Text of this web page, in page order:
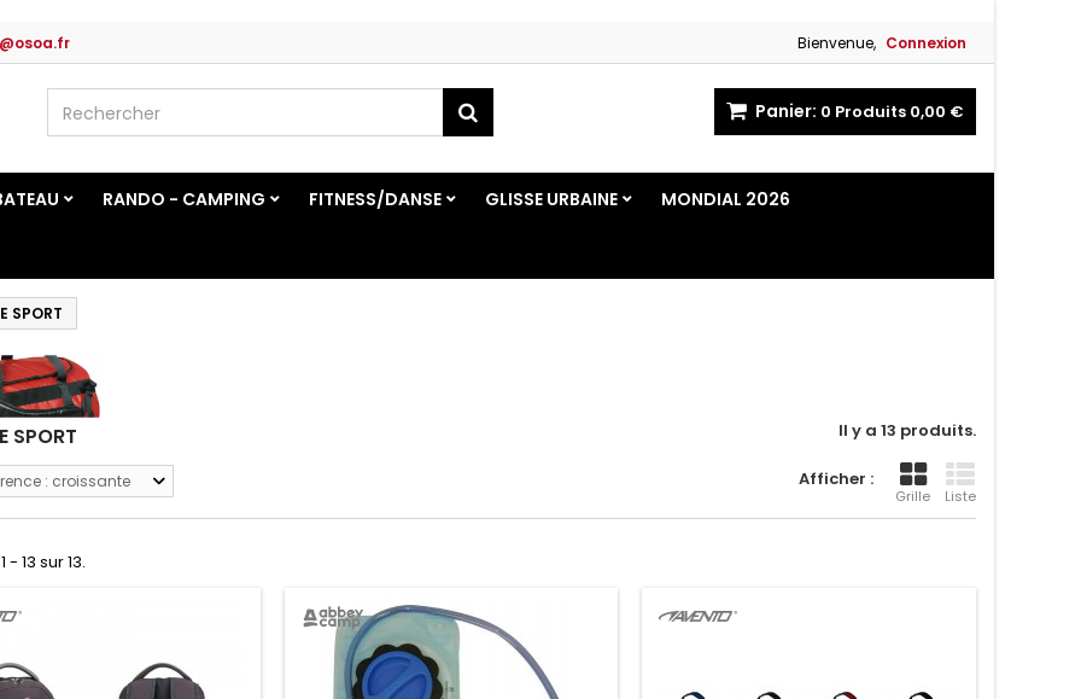
Bienvenue, Connexion
Panier: 0 Produits 0,00 €
RANDO - CAMPING FITNESS/DANSE GLISSE URBAINE MONDIAL 2026
SPORT
SPORT Il y a 13 produits.
Afficher :
Grille Liste
: croissante
- 13 sur 13.